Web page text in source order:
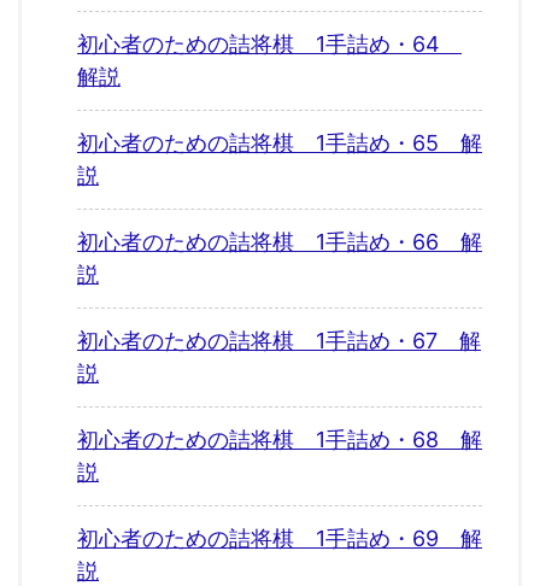
初心者のための詰将棋 1手詰め・64
解説
初心者のための詰将棋 1手詰め・65 解
説
初心者のための詰将棋 1手詰め・66 解
説
初心者のための詰将棋 1手詰め・67 解
説
初心者のための詰将棋 1手詰め・68 解
説
初心者のための詰将棋 1手詰め・69 解
説